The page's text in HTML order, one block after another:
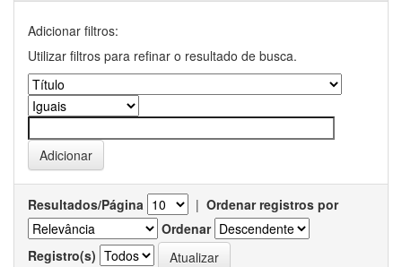
Adicionar filtros:
Utilizar filtros para refinar o resultado de busca.
Resultados/Página | Ordenar registros por
Ordenar
Registro(s)